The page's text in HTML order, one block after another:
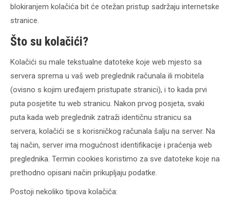
blokiranjem kolačića bit će otežan pristup sadržaju internetske
stranice.
Što su kolačići?
Kolačići su male tekstualne datoteke koje web mjesto sa
servera sprema u vaš web preglednik računala ili mobitela
(ovisno s kojim uređajem pristupate stranici), i to kada prvi
puta posjetite tu web stranicu. Nakon prvog posjeta, svaki
puta kada web preglednik zatraži identičnu stranicu sa
servera, kolačići se s korisničkog računala šalju na server. Na
taj način, server ima mogućnost identifikacije i praćenja web
preglednika. Termin cookies koristimo za sve datoteke koje na
prethodno opisani način prikupljaju podatke.
Postoji nekoliko tipova kolačića: